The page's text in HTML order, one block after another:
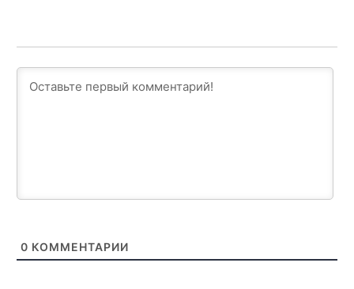
0 КОММЕНТАРИИ